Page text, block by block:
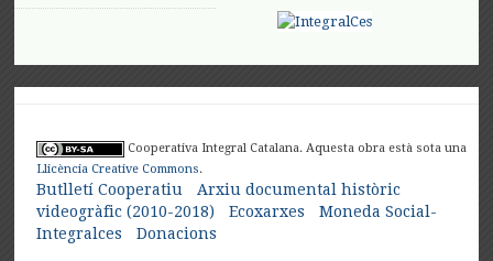
Cooperativa Integral Catalana. Aquesta obra està sota una
Llicència Creative Commons.
Butlletí Cooperatiu
Arxiu documental històric
videogràfic (2010-2018)
Ecoxarxes
Moneda Social-
Integralces
Donacions